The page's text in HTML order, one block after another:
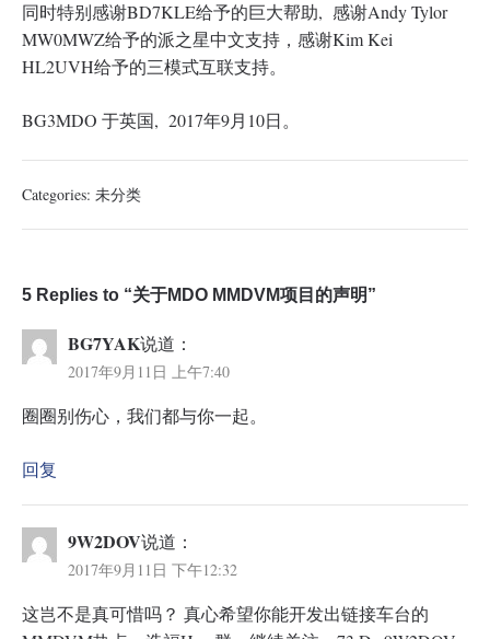
同时特别感谢BD7KLE给予的巨大帮助, 感谢Andy Tylor
MW0MWZ给予的派之星中文支持，感谢Kim Kei
HL2UVH给予的三模式互联支持。
BG3MDO 于英国, 2017年9月10日。
Categories: 未分类
5 Replies to “关于MDO MMDVM项目的声明”
BG7YAK说道：
2017年9月11日 上午7:40
圈圈别伤心，我们都与你一起。
回复
9W2DOV说道：
2017年9月11日 下午12:32
这岂不是真可惜吗？ 真心希望你能开发出链接车台的